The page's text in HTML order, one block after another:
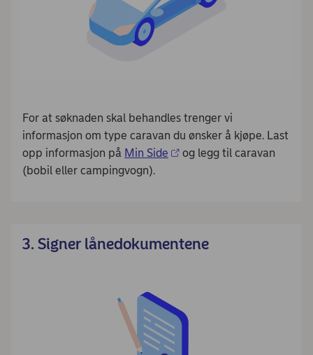
For at søknaden skal behandles trenger vi
informasjon om type caravan du ønsker å kjøpe. Last
opp informasjon på Min Side
og legg til caravan
(bobil eller campingvogn).
3. Signer lånedokumentene